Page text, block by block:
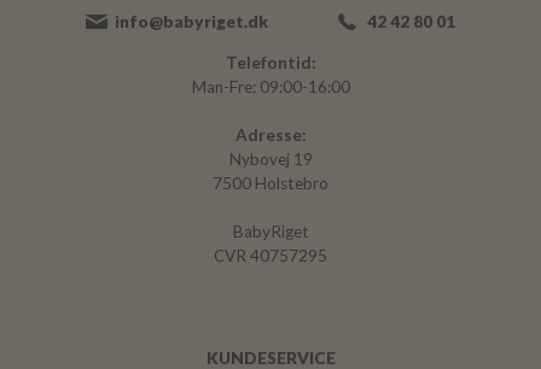
info@babyriget.dk 42 42 80 01
Telefontid:
Man-Fre: 09:00-16:00
Adresse:
Nybovej 19
7500 Holstebro
BabyRiget
CVR 40757295
KUNDESERVICE